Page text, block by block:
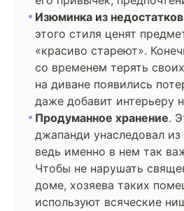
Изюминка из недостатков
этого стиля ценят
«красиво стареют».
со временем терять
на диване появились
даже добавит интерьеру
Продуманное хранение.
джапанди унаследовал из
ведь именно в нем так
Чтобы не нарушать
доме, хозяева таких
используют всяческие